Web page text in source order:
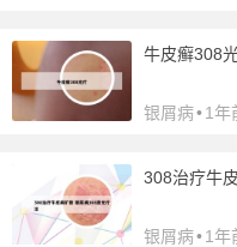
牛皮癣308
银屑病•1年
308治疗牛
银屑病•1年